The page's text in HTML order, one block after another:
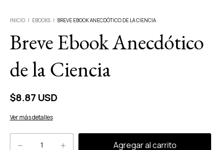
INICIO / EBOOKS / BREVE EBOOK ANECDÓTICO DE LA CIENCIA
Breve Ebook Anecdótico
de la Ciencia
$8.87 USD
Ver más detalles